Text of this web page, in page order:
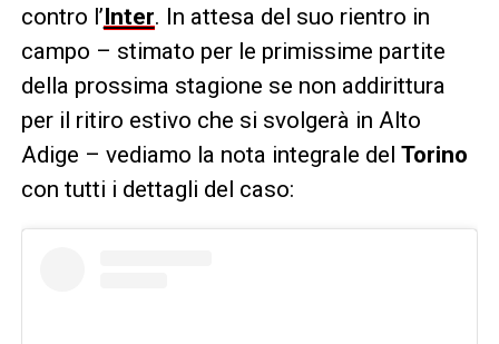
contro l’Inter. In attesa del suo rientro in
campo – stimato per le primissime partite
della prossima stagione se non addirittura
per il ritiro estivo che si svolgerà in Alto
Adige – vediamo la nota integrale del Torino
con tutti i dettagli del caso: